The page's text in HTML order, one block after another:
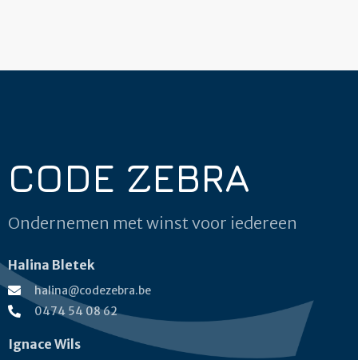
CODE ZEBRA
Ondernemen met winst voor iedereen
Halina Bletek
halina@codezebra.be
0474 54 08 62
Ignace Wils